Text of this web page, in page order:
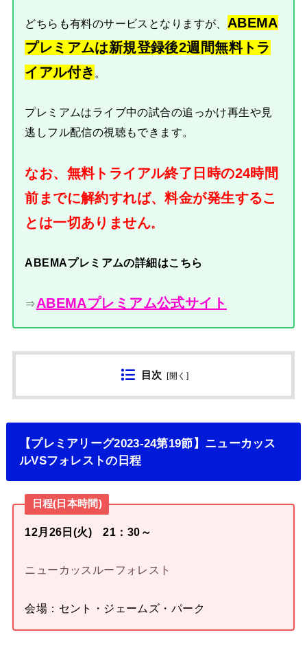
どちらも有料のサービスとなりますが、 ABEMA
プレミアムは新規登録後2週間無料トラ
イアル付き 。
プレミアムはライブ中の試合の追っかけ再生や見
逃しフル配信の視聴もできます。
なお、無料トライアル終了日時の24時間
前までに解約すれば、料金が発生するこ
とは一切ありません。
ABEMAプレミアムの詳細はこちら
⇒ABEMAプレミアム公式サイト
目次 [開く ]
【プレミアリーグ2023-24第19節】ニューカッス
ルVSフォレストの日程
日程(日本時間)
12月26日(火) 21：30～
ニューカッスルーフォレスト
会場：セント・ジェームズ・パーク